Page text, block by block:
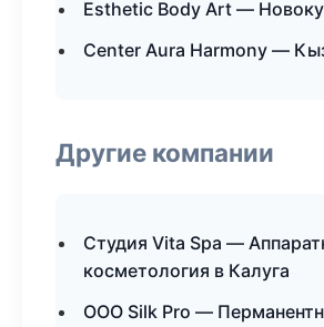
Esthetic Body Art —
Center Aura Harmony —
Другие компании
Студия Vita Spa —
косметология в Калуга
ООО Silk Pro —